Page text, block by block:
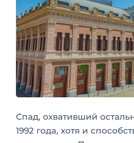
Спад, охвативший
1992 года, хотя и